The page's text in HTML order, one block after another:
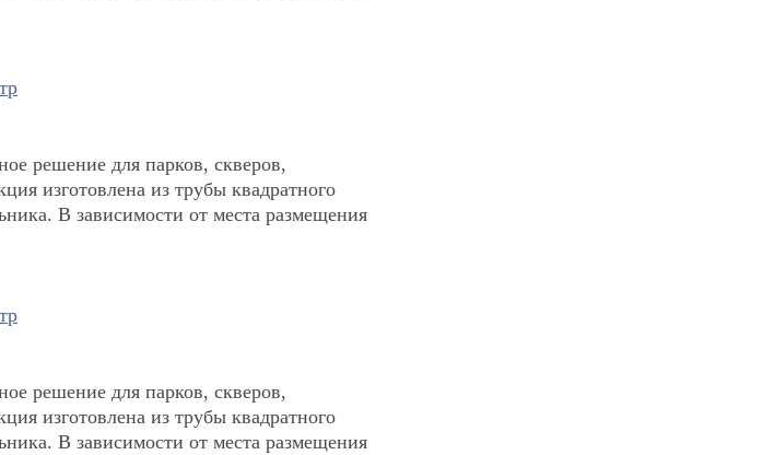
решение для парков, скверов,
изготовлена из трубы квадратного
В зависимости от места размещения
решение для парков, скверов,
изготовлена из трубы квадратного
В зависимости от места размещения